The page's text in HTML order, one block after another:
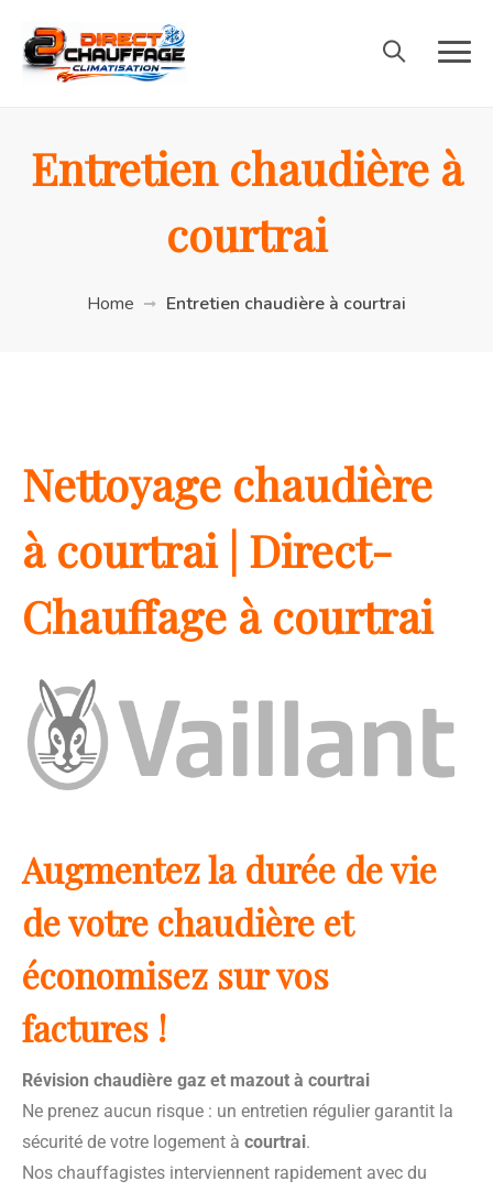
Entretien chaudière à
courtrai
Home Entretien chaudière à courtrai
Nettoyage chaudière
à courtrai | Direct-
Chauffage à courtrai
Augmentez la durée de vie
de votre chaudière et
économisez sur vos
factures !
Révision chaudière gaz et mazout à courtrai
Ne prenez aucun risque : un entretien régulier garantit la
sécurité de votre logement à courtrai.
Nos chauffagistes interviennent rapidement avec du